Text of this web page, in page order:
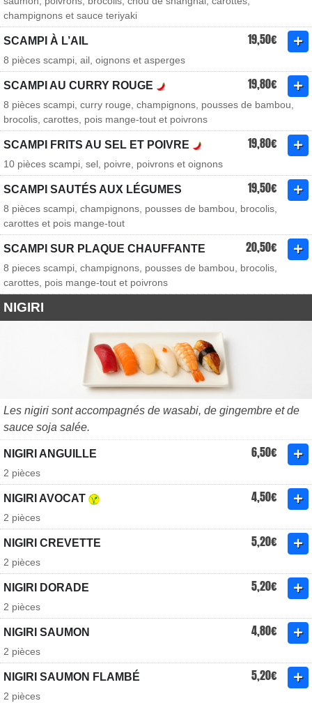
champignons et sauce teriyaki
SCAMPI À L’AIL 19,50€
8 pièces scampi, ail, oignons et asperges
SCAMPI AU CURRY ROUGE 19,80€
8 pièces scampi, curry rouge, champignons, pousses de bambou,
brocolis, carottes, pois mange-tout et poivrons
SCAMPI FRITS AU SEL ET POIVRE 19,80€
10 pièces scampi, sel, poivre, poivrons et oignons
SCAMPI SAUTÉS AUX LÉGUMES 19,50€
8 pièces scampi, champignons, pousses de bambou, brocolis,
carottes et pois mange-tout
SCAMPI SUR PLAQUE CHAUFFANTE 20,50€
8 pieces scampi, champignons, pousses de bambou, brocolis,
carottes, pois mange-tout et poivrons
NIGIRI
Les nigiri sont accompagnés de wasabi, de gingembre et de
sauce soja salée.
NIGIRI ANGUILLE 6,50€
2 pièces
NIGIRI AVOCAT 4,50€
2 pièces
NIGIRI CREVETTE 5,20€
2 pièces
NIGIRI DORADE 5,20€
2 pièces
NIGIRI SAUMON 4,80€
2 pièces
NIGIRI SAUMON FLAMBÉ 5,20€
2 pièces